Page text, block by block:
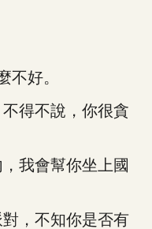
好。
得不說，你很貪
我會幫你坐上國
，不知你是否有